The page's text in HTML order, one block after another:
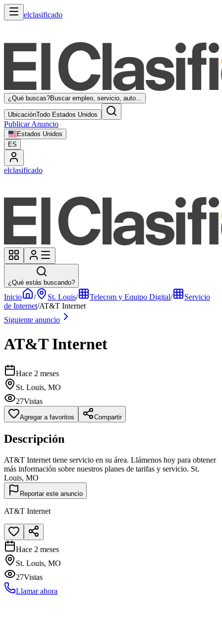
elclasificado
¿Qué buscas?Buscar empleo, servicio, auto...
UbicaciónTodo Estados Unidos
Publicar Anuncio
Estados Unidos
ES
elclasificado
¿Qué estás buscando?
Inicio / St. Louis/ Telecom y Equipo Digital/
Servicio
de Internet/AT&T Internet
Siguiente anuncio
AT&T Internet
Hace 2 meses
St. Louis, MO
27Vistas
Agregar a favoritos Compartir
Descripción
AT&T Internet tiene servicio en su área. Llámenos hoy para obtener
más información sobre nuestros planes de tarifas y servicio. St.
Louis, MO
Reportar este anuncio
AT&T Internet
Hace 2 meses
St. Louis, MO
27Vistas
Llamar ahora